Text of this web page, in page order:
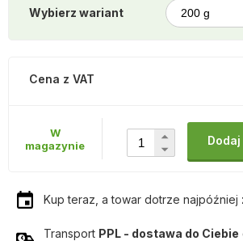
Wybierz wariant
Cena z VAT
W
magazynie
Kup teraz, a towar dotrze najpóźniej
Transport PPL - dostawa do Ciebie